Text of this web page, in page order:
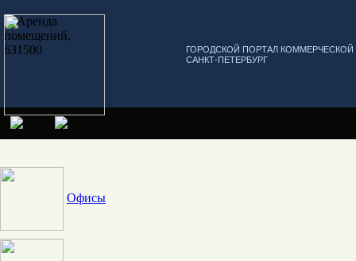
ГОРОДСКОЙ ПОРТАЛ
САНКТ-ПЕТЕРБУРГ
Офисы